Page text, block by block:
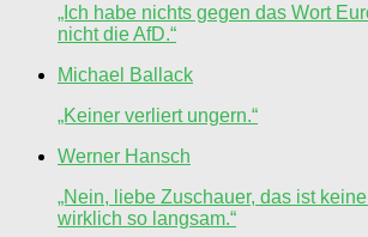
„Ich habe nichts gegen das Wort
nicht die AfD.“
Michael Ballack
„Keiner verliert ungern.“
Werner Hansch
„Nein, liebe Zuschauer, das ist
wirklich so langsam.“